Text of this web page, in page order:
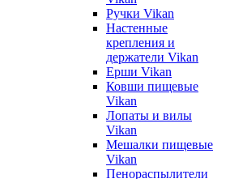
Ручки Vikan
Настенные
крепления и
держатели Vikan
Ерши Vikan
Ковши пищевые
Vikan
Лопаты и вилы
Vikan
Мешалки пищевые
Vikan
Пенораспылители